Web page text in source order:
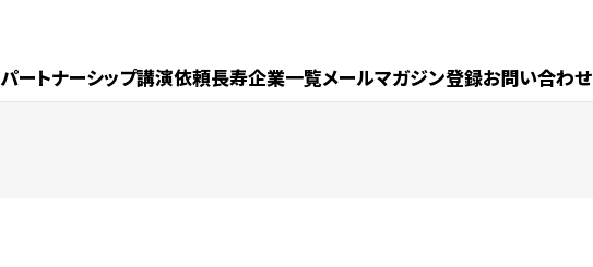
パートナーシップ講演依頼長寿企業一覧メールマガジン登録お問い合わせ